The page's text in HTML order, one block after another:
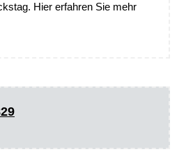
Hier erfahren Sie mehr